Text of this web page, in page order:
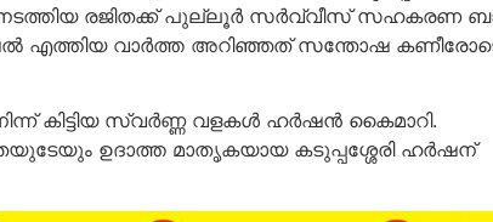
രജിതക്ക് പുല്ലൂർ സർവ്വീസ് സഹകരണ
എത്തിയ വാർത്ത അറിഞ്ഞത്സന്തോഷ
കിട്ടിയ സ്വർണ്ണ വളകൾ ഹർഷൻ കൈമാറി.
ഉദാത്ത മാതൃകയായ കടുപ്പശ്ശേരി ഹർഷന്